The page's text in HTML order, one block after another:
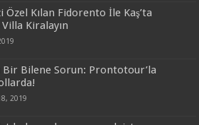
Özel Kılan Fidorento İle Kaş’ta
Kiralayın
Bir Bilene Sorun: Prontotour’la
2019